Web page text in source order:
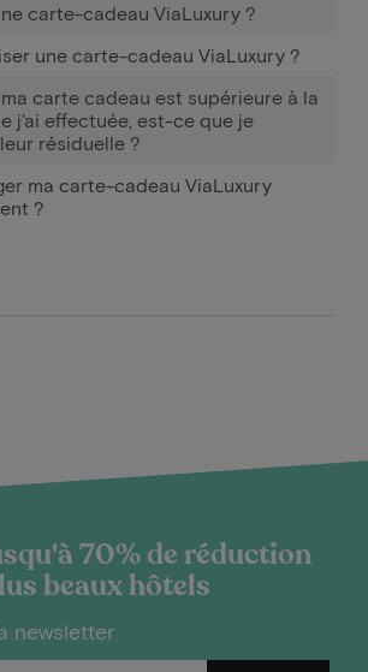
carte-cadeau ViaLuxury ?
une carte-cadeau ViaLuxury ?
carte cadeau est supérieure à la
j'ai effectuée, est-ce que je
résiduelle ?
ma carte-cadeau ViaLuxury
?
70% de réduction
beaux hôtels
newsletter